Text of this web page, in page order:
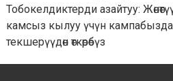
Тобокелдиктерди азайтуу:
камсыз кылуу үчүн кампабызда
текшерүүдөн өткөрөбүз